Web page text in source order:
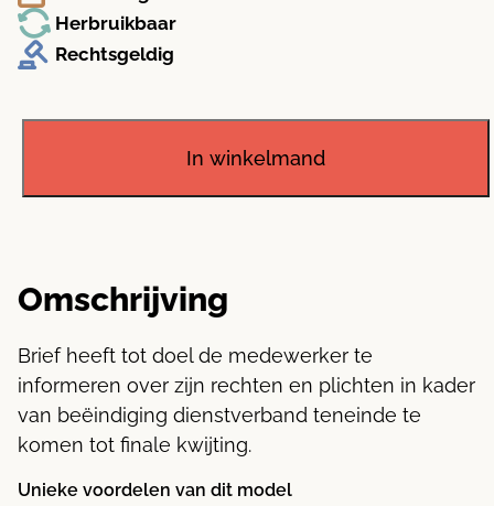
Herbruikbaar
Rechtsgeldig
Aanzegbrief
arbeidsovereenkomst)In winkelmand
Omschrijving
Brief heeft tot doel de medewerker te
informeren over zijn rechten en plichten in kader
van beëindiging dienstverband teneinde te
komen tot finale kwijting.
Unieke voordelen van dit model